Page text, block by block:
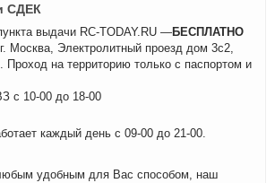
СДЕК
выдачи RC-TODAY.RU —БЕСПЛАТНО
г. Москва, Электролитный проезд дом 3с2,
на территорию только с паспортом и
с 10-00 до 18-00
каждый день с 09-00 до 21-00.
удобным для Вас способом, наш